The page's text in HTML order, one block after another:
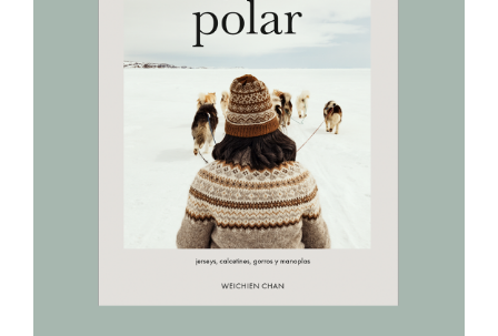
AÑADIR AL CARRITO
/